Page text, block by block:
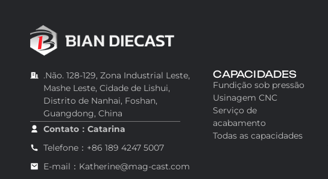
.Não. 128-129, Zona Industrial Leste,
Mashe Leste, Cidade de Lishui,
Distrito de Nanhai, Foshan,
Guangdong, China
Contato：Catarina
Telefone：+86 189 4247 5007
E-mail：Katherine@mag-cast.com
CAPACIDADES
Fundição sob pressão
Usinagem CNC
Serviço de
acabamento
Todas as capacidades